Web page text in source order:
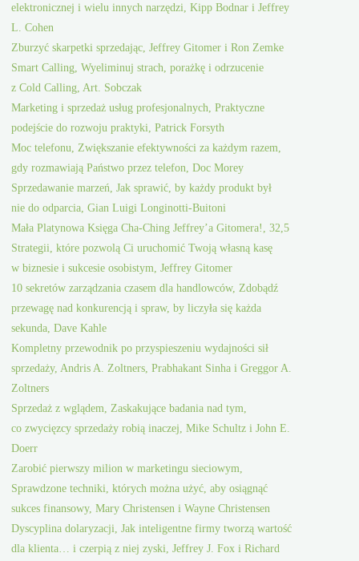
elektronicznej i wielu innych narzędzi, Kipp Bodnar i Jeffrey
L. Cohen
Zburzyć skarpetki sprzedając, Jeffrey Gitomer i Ron Zemke
Smart Calling, Wyeliminuj strach, porażkę i odrzucenie
z Cold Calling, Art. Sobczak
Marketing i sprzedaż usług profesjonalnych, Praktyczne
podejście do rozwoju praktyki, Patrick Forsyth
Moc telefonu, Zwiększanie efektywności za każdym razem,
gdy rozmawiają Państwo przez telefon, Doc Morey
Sprzedawanie marzeń, Jak sprawić, by każdy produkt był
nie do odparcia, Gian Luigi Longinotti-Buitoni
Mała Platynowa Księga Cha-Ching Jeffrey’a Gitomera!, 32,5
Strategii, które pozwolą Ci uruchomić Twoją własną kasę
w biznesie i sukcesie osobistym, Jeffrey Gitomer
10 sekretów zarządzania czasem dla handlowców, Zdobądź
przewagę nad konkurencją i spraw, by liczyła się każda
sekunda, Dave Kahle
Kompletny przewodnik po przyspieszeniu wydajności sił
sprzedaży, Andris A. Zoltners, Prabhakant Sinha i Greggor A.
Zoltners
Sprzedaż z wglądem, Zaskakujące badania nad tym,
co zwycięzcy sprzedaży robią inaczej, Mike Schultz i John E.
Doerr
Zarobić pierwszy milion w marketingu sieciowym,
Sprawdzone techniki, których można użyć, aby osiągnąć
sukces finansowy, Mary Christensen i Wayne Christensen
Dyscyplina dolaryzacji, Jak inteligentne firmy tworzą wartość
dla klienta… i czerpią z niej zyski, Jeffrey J. Fox i Richard